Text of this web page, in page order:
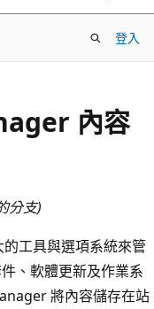
登入
內容
分支)
工具與選項系統來管
、軟體更新及作業系
將內容儲存在站